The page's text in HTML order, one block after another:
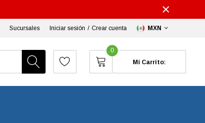
Sucursales Iniciar sesión / Crear cuenta MXN
0
Mi Carrito: